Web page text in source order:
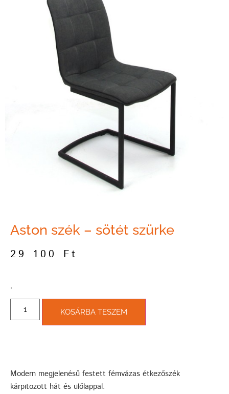
Aston szék – sötét szürke
29 100 Ft
­.
KOSÁRBA TESZEM
Modern megjelenésű festett fémvázas étkezőszék
kárpitozott hát és ülőlappal.